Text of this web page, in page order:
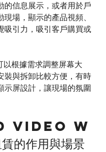
的信息展示，或者用於戶
現場，顯示的產品視頻、
吸引力，吸引客戶購買或
以根據需求調整屏幕大
裝與拆卸比較方便，有時
示屏設計，讓現場的氛圍
Video W
作用與場景